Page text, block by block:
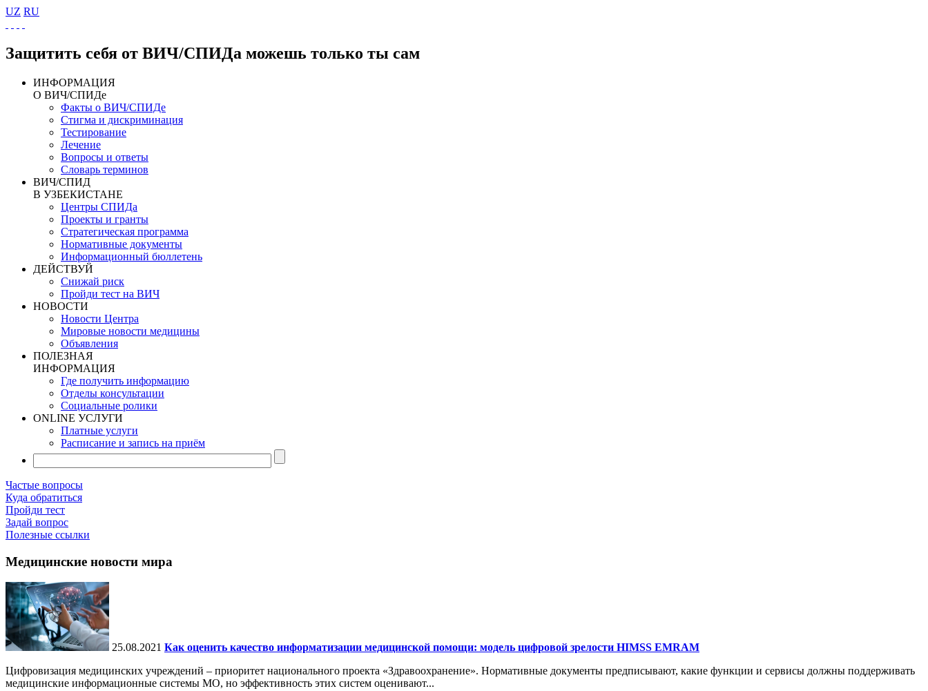
UZ RU
Защитить себя от ВИЧ/СПИДа можешь только ты сам
ИНФОРМАЦИЯ
О ВИЧ/СПИДе
Факты о ВИЧ/СПИДе
Стигма и дискриминация
Тестирование
Лечение
Вопросы и ответы
Словарь терминов
ВИЧ/СПИД
В УЗБЕКИСТАНЕ
Центры СПИДа
Проекты и гранты
Стратегическая программа
Нормативные документы
Информационный бюллетень
ДЕЙСТВУЙ
Снижай риск
Пройди тест на ВИЧ
НОВОСТИ
Новости Центра
Мировые новости медицины
Объявления
ПОЛЕЗНАЯ
ИНФОРМАЦИЯ
Где получить информацию
Отделы консультации
Социальные ролики
ONLINE УСЛУГИ
Платные услуги
Расписание и запись на приём
Частые вопросы
Куда обратиться
Пройди тест
Задай вопрос
Полезные ссылки
Медицинские новости мира
25.08.2021 Как оценить качество информатизации медицинской помощи: модель цифровой зрелости HIMSS EMRAM
Цифровизация медицинских учреждений – приоритет национального проекта «Здравоохранение». Нормативные документы предписывают, какие функции и сервисы должны поддерживать
медицинские информационные системы МО, но эффективность этих систем оценивают...